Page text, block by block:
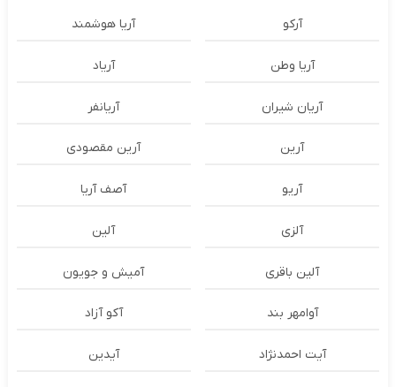
آرکو آریا هوشمند
آریا وطن آریاد
آریان شیران آریانفر
آرین آرین مقصودی
آریو آصف آریا
آلزی آلین
آلین باقری آمیش و جویون
آوامهر بند آکو آزاد
آیت احمدنژاد آیدین